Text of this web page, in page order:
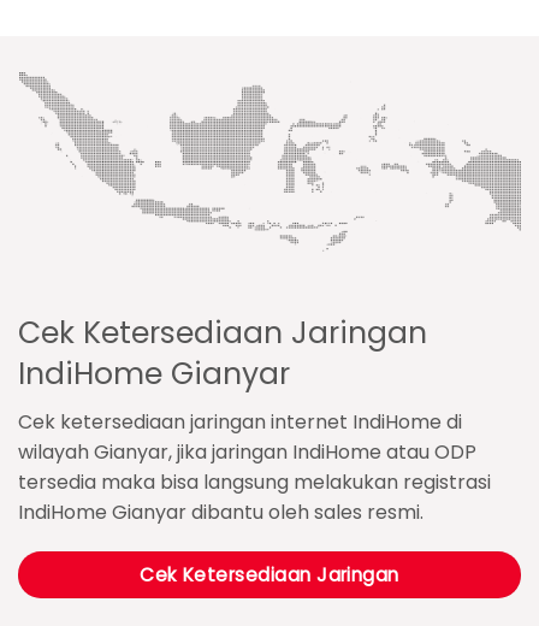
Cek Ketersediaan Jaringan
IndiHome Gianyar
Cek ketersediaan jaringan internet IndiHome di
wilayah Gianyar, jika jaringan IndiHome atau ODP
tersedia maka bisa langsung melakukan registrasi
IndiHome Gianyar dibantu oleh sales resmi.
Cek Ketersediaan Jaringan